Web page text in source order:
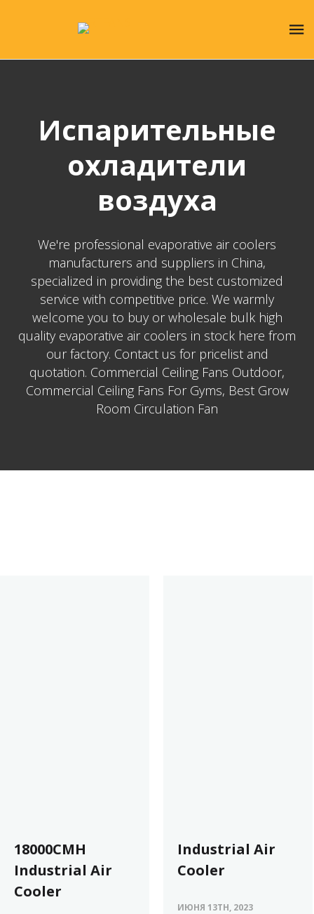
Испарительные
охладители
воздуха
We're professional evaporative air coolers
manufacturers and suppliers in China,
specialized in providing the best customized
service with competitive price. We warmly
welcome you to buy or wholesale bulk high
quality evaporative air coolers in stock here from
our factory. Contact us for pricelist and
quotation. Commercial Ceiling Fans Outdoor,
Commercial Ceiling Fans For Gyms, Best Grow
Room Circulation Fan
18000CMH
Industrial Air
Cooler
Industrial Air
Cooler
ИЮНЯ 13TH, 2023